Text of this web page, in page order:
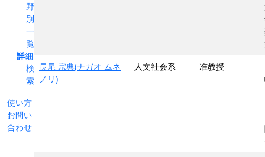
野
別
一
覧
詳細
検
索
使い方
お問い
合わせ
長尾 宗典(ナガオ ムネ
ノリ)
人文社会系 准教授